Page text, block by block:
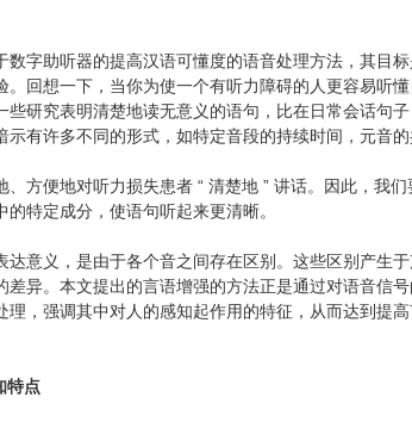
数字助听器的提高汉语可懂度的语音处理方法，其目
。回想一下，当你为使一个有听力障碍的人更容易听
些研究表明清楚地读无意义的语句，比在日常会话句
示有许多不同的形式，如特定音段的持续时间，元音
、方便地对听力损失患者 “ 清楚地 ” 讲话。因此，我
特定成分，使语句听起来更清晰。
达意义，是由于各个音之间存在区别。这些区别产生
差异。本文提出的言语增强的方法正是通过对语音信
理，强调其中对人的感知起作用的特征，从而达到提
特点